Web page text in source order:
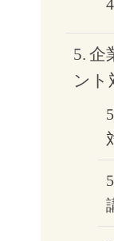
企
ント